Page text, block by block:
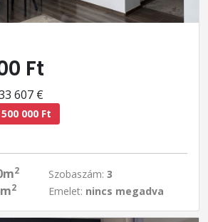
Ft
607 €
000 Ft
2
2
Szobaszám: 3
Emelet: nincs megadva